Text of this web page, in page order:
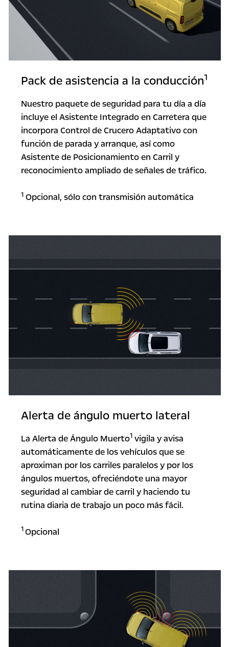
Pack de asistencia a la conducción1
Nuestro paquete de seguridad para tu día a día
incluye el Asistente Integrado en Carretera que
incorpora Control de Crucero Adaptativo con
función de parada y arranque, así como
Asistente de Posicionamiento en Carril y
reconocimiento ampliado de señales de tráfico.
1Opcional, sólo con transmisión automática
Alerta de ángulo muerto lateral
La Alerta de Ángulo Muerto1vigila y avisa
automáticamente de los vehículos que se
aproximan por los carriles paralelos y por los
ángulos muertos, ofreciéndote una mayor
seguridad al cambiar de carril y haciendo tu
rutina diaria de trabajo un poco más fácil.
1Opcional